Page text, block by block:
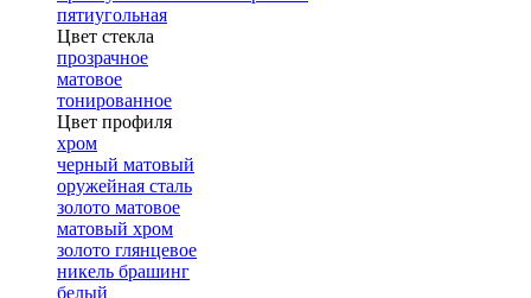
пятиугольная
Цвет стекла
прозрачное
матовое
тонированное
Цвет профиля
хром
черный матовый
оружейная сталь
золото матовое
матовый хром
золото глянцевое
никель брашинг
белый